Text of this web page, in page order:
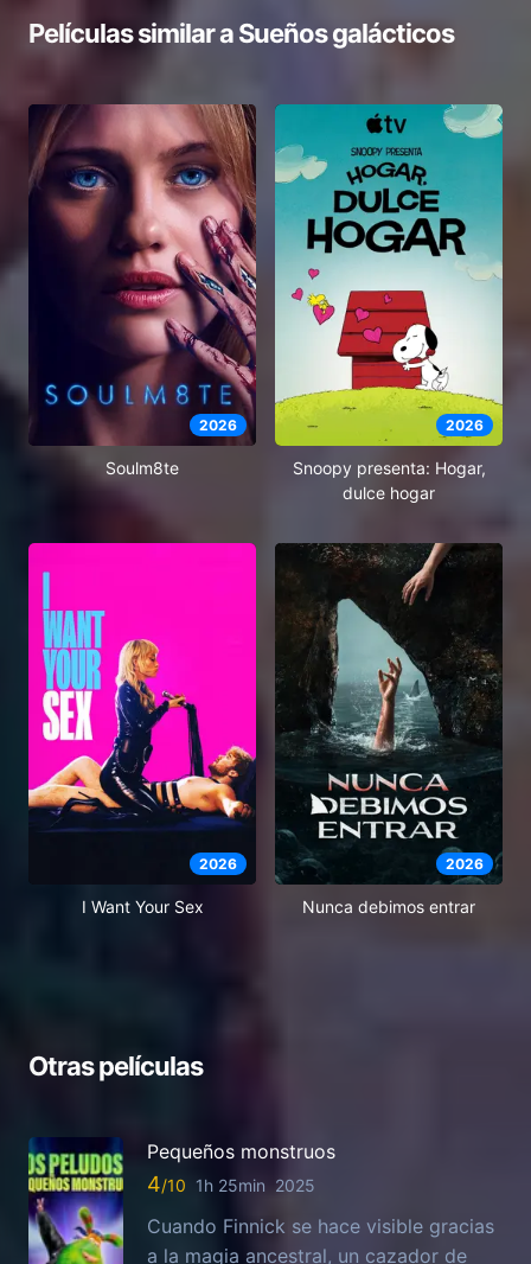
Películas similar aSueños galácticos
2026
Soulm8te
2026
Snoopy presenta: Hogar,
dulce hogar
2026
I Want Your Sex
2026
Nunca debimos entrar
Otras películas
Pequeños monstruos
4 1h 25min 2025
Cuando Finnick se hace visible gracias
a la magia ancestral, un cazador de